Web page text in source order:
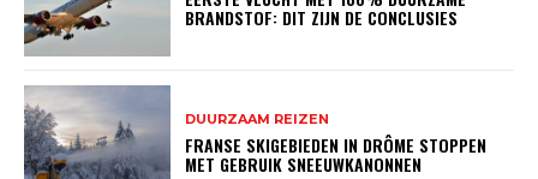
BRANDSTOF: DIT ZIJN DE CONCLUSIES
DUURZAAM REIZEN
FRANSE SKIGEBIEDEN IN DRÔME STOPPEN
MET GEBRUIK SNEEUWKANONNEN